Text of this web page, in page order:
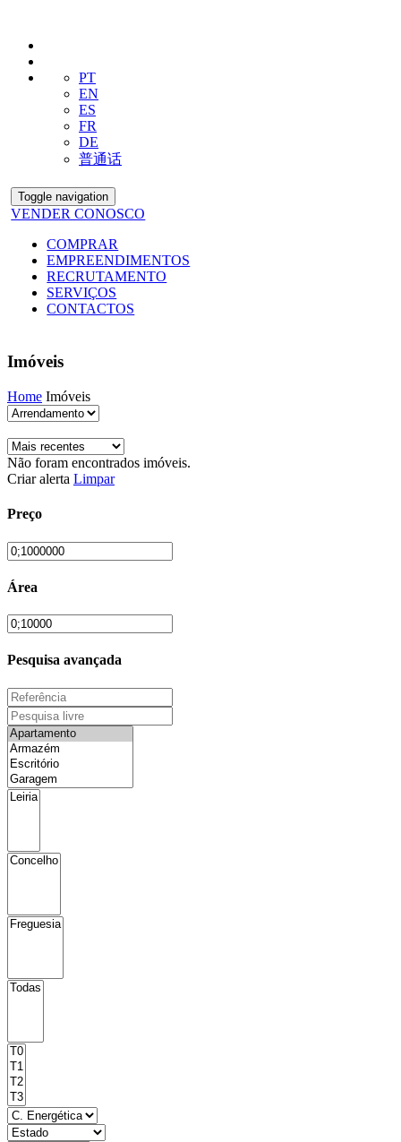
PT
EN
ES
FR
DE
普通话
Toggle navigation
VENDER CONOSCO
COMPRAR
EMPREENDIMENTOS
RECRUTAMENTO
SERVIÇOS
CONTACTOS
Imóveis
Home Imóveis
Não foram encontrados imóveis.
Criar alerta Limpar
Preço
Área
Pesquisa avançada